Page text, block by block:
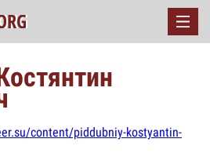
content/piddubniy-kostyantin-